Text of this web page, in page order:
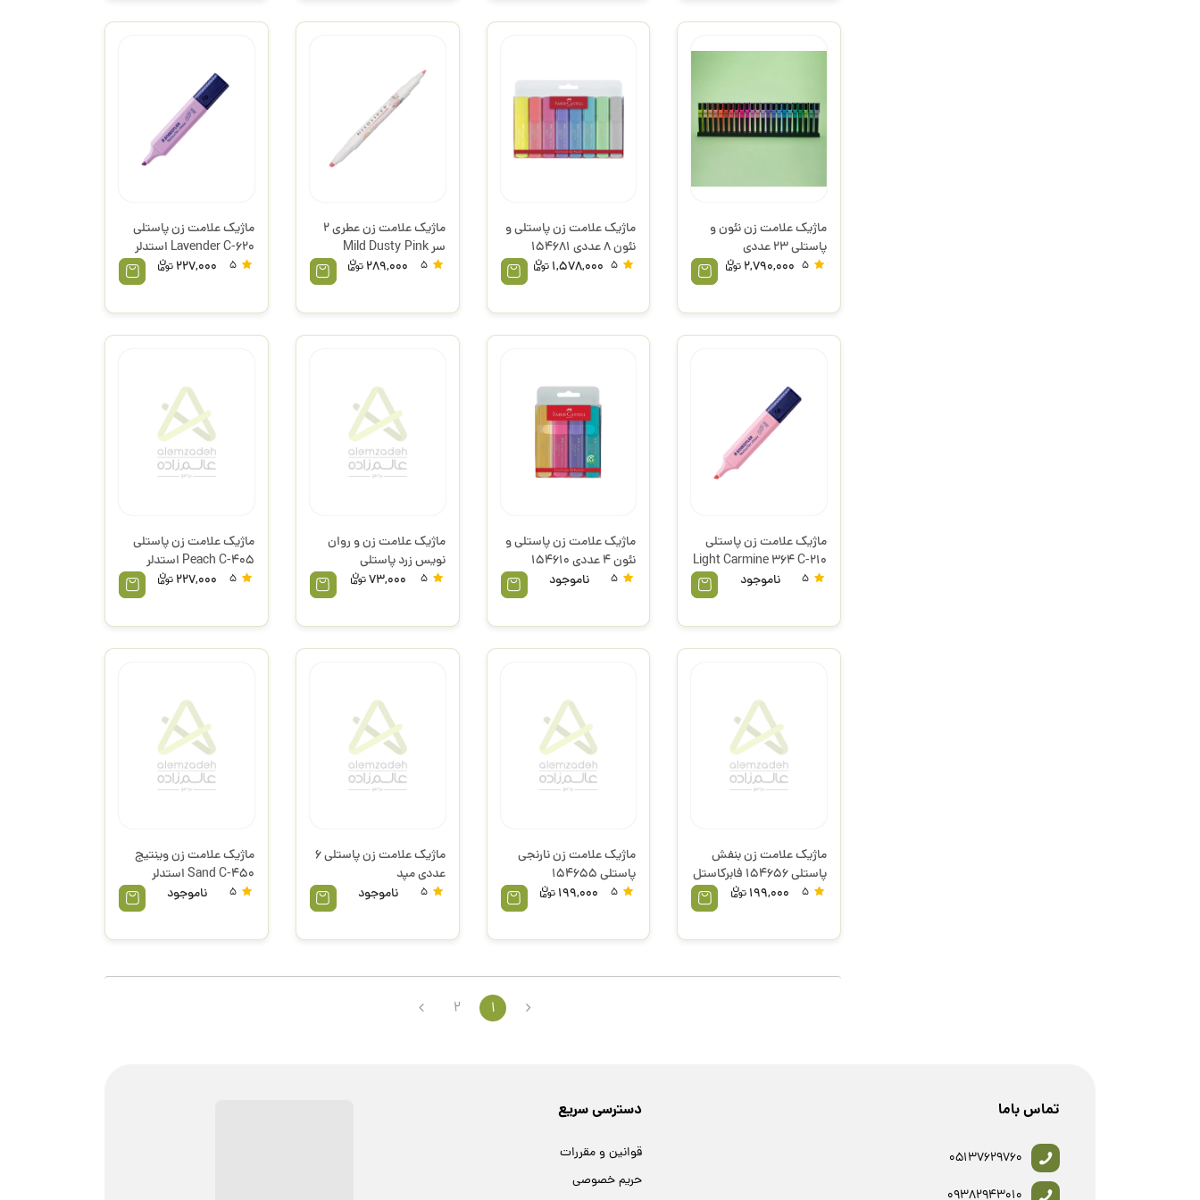
ماژیک علامت زن نئون و
پاستلی 23 عددی
FA925000 اسکول فنز2,790,000
ماژیک علامت زن پاستلی و
نئون 8 عددی 154681
فابرکاستل1,578,000
ماژیک علامت زن عطری 2
سر Mild Dusty Pink
میدلاینر زبرا
5
289,000
ماژیک علامت زن پاستلی
Lavender C-620 استدلر
5
227,000
ماژیک علامت زن پاستلی
Light Carmine 364 C-210
استدلر
ناموجود
ماژیک علامت زن پاستلی و
نئون 4 عددی 154610
فابرکاستلناموجود
ماژیک علامت زن و روان
نویس زرد پاستلی
FA92310 اسکول فنز
5
73,000
ماژیک علامت زن پاستلی
Peach C-405 استدلر
5
227,000
ماژیک علامت زن بنفش
پاستلی 154656 فابرکاستل
199,000
ماژیک علامت زن نارنجی
پاستلی 154655
فابرکاستل199,000
ماژیک علامت زن پاستلی 6
عددی مپد
5 ناموجود
ماژیک علامت زن وینتیج
Sand C-450 استدلر
5 ناموجود
1
2
تماس باما
05137629760
09382943010
دسترسی سریع
قوانین و مقررات
حریم خصوصی